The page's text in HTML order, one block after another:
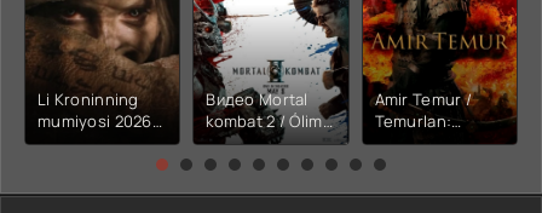
Li Kroninning
mumiyosi 2026
(uzbek tilida
kino) tarjima HD
Видео Mortal
kombat 2 / Ólim
jangi 2 (2026)
Uzbek tilida
Amir Temur /
Temurlan:
Fathchining
yuksalishi